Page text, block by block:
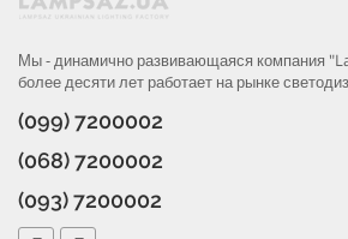
Мы - динамично развивающаяся компания
более десяти лет работает на рынке
(099) 7200002
(068) 7200002
(093) 7200002